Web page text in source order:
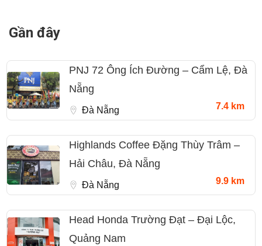
Gần đây
PNJ 72 Ông Ích Đường – Cẩm Lệ, Đà
Nẵng
Đà Nẵng 7.4 km
Highlands Coffee Đặng Thùy Trâm –
Hải Châu, Đà Nẵng
Đà Nẵng 9.9 km
Head Honda Trường Đạt – Đại Lộc,
Quảng Nam